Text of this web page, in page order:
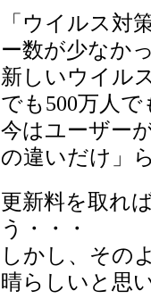
「ウイルス対
ー数が少なか
新しいウイル
でも500万人で
今はユーザー
の違いだけ」
更新料を取れ
う・・・
しかし、その
晴らしいと思